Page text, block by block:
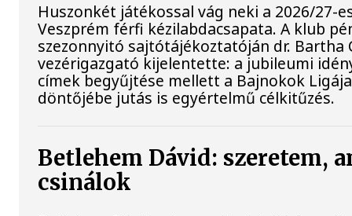
Huszonkét játékossal vág neki a 2026/27-
Veszprém férfi kézilabdacsapata. A klub
szezonnyitó sajtótájékoztatóján dr. Bartha
vezérigazgató kijelentette: a jubileumi
címek begyűjtése mellett a Bajnokok
döntőjébe jutás is egyértelmű célkitűzés.
Betlehem Dávid: szeretem,
csinálok